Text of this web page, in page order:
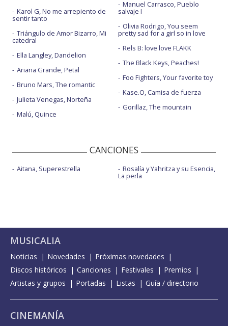
Karol G, No me arrepiento de
sentir tanto
Triángulo de Amor Bizarro, Mi
catedral
Ella Langley, Dandelion
Ariana Grande, Petal
Bruno Mars, The romantic
Julieta Venegas, Norteña
Malú, Quince
Manuel Carrasco, Pueblo
salvaje I
Olivia Rodrigo, You seem
pretty sad for a girl so in love
Rels B: love love FLAKK
The Black Keys, Peaches!
Foo Fighters, Your favorite toy
Kase.O, Camisa de fuerza
Gorillaz, The mountain
CANCIONES
Aitana, Superestrella Rosalía y Yahritza y su Esencia,
La perla
MUSICALIA
Noticias Novedades
Próximas novedades
Discos históricos
Canciones Festivales
Premios
Artistas y grupos
Portadas Listas Guía / directorio
CINEMANÍA